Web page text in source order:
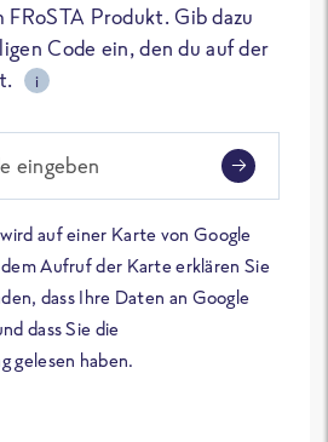
Produkt. Gib dazu
Code ein, den du auf der
i
eingeben
auf einer Karte von Google
Aufruf der Karte erklären Sie
dass Ihre Daten an Google
dass Sie die
gelesen haben.